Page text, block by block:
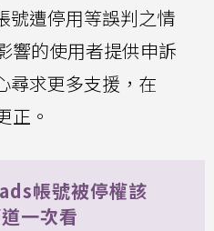
號遭停用等誤判之情
響的使用者提供申訴
尋求更多支援，在
正。
帳號被停權該
一次看